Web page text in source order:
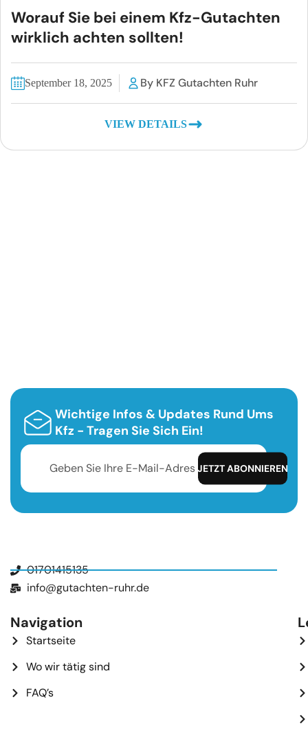
Worauf Sie bei einem Kfz-Gutachten
wirklich achten sollten!
September 18, 2025 By KFZ Gutachten Ruhr
VIEW DETAILS
Wichtige Infos & Updates Rund Ums
Kfz - Tragen Sie Sich Ein!
01701415135
info@gutachten-ruhr.de
Navigation
Startseite
Wo wir tätig sind
FAQ’s